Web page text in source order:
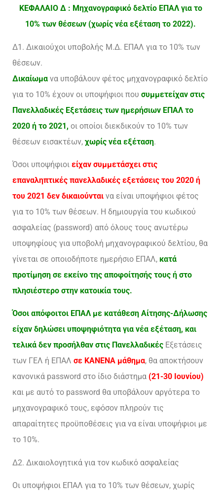
ΚΕΦΑΛΑΙΟ Δ : Μηχανογραφικό δελτίο ΕΠΑΛ για το
10% των θέσεων (χωρίς νέα εξέταση το 2022).
Δ1. Δικαιούχοι υποβολής Μ.Δ. ΕΠΑΛ για το 10% των
θέσεων.
Δικαίωμα να υποβάλουν φέτος μηχανογραφικό δελτίο
για το 10% έχουν οι υποψήφιοι που συμμετείχαν στις
Πανελλαδικές Εξετάσεις των ημερήσιων ΕΠΑΛ το
2020 ή το 2021, οι οποίοι διεκδικούν το 10% των
θέσεων εισακτέων, χωρίς νέα εξέταση.
Όσοι υποψήφιοι είχαν συμμετάσχει στις
επαναληπτικές πανελλαδικές εξετάσεις του 2020 ή
του 2021 δεν δικαιούνται να είναι υποψήφιοι φέτος
για το 10% των θέσεων. Η δημιουργία του κωδικού
ασφαλείας (password) από όλους τους ανωτέρω
υποψηφίους για υποβολή μηχανογραφικού δελτίου, θα
γίνεται σε οποιοδήποτε ημερήσιο ΕΠΑΛ, κατά
προτίμηση σε εκείνο της αποφοίτησής τους ή στο
πλησιέστερο στην κατοικία τους.
Όσοι απόφοιτοι ΕΠΑΛ με κατάθεση Αίτησης-Δήλωσης
είχαν δηλώσει υποψηφιότητα για νέα εξέταση, και
τελικά δεν προσήλθαν στις Πανελλαδικές Εξετάσεις
των ΓΕΛ ή ΕΠΑΛ σε ΚΑΝΕΝΑ μάθημα, θα αποκτήσουν
κανονικά password στο ίδιο διάστημα (21-30 Ιουνίου)
και με αυτό το password θα υποβάλουν αργότερα το
μηχανογραφικό τους, εφόσον πληρούν τις
απαραίτητες προϋποθέσεις για να είναι υποψήφιοι με
το 10%.
Δ2. Δικαιολογητικά για τον κωδικό ασφαλείας
Οι υποψήφιοι ΕΠΑΛ για το 10% των θέσεων, χωρίς